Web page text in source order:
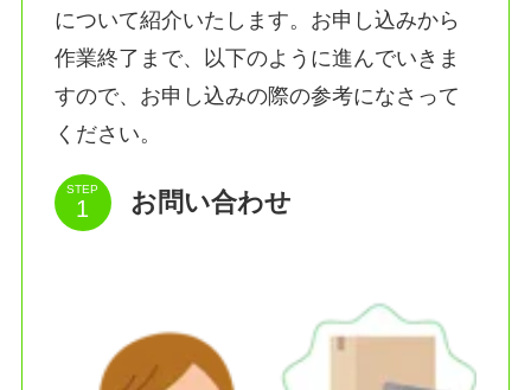
について紹介いたします。お申し込みから
作業終了まで、以下のように進んでいきま
すので、お申し込みの際の参考になさって
ください。
STEP お問い合わせ